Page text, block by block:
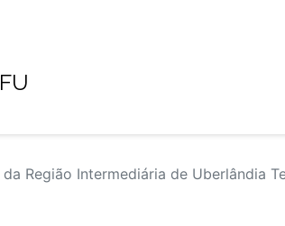
Região Intermediária de Uberlândia